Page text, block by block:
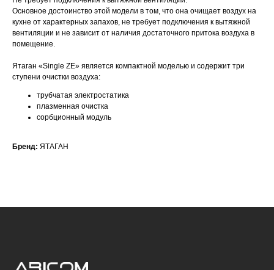
Основное достоинство этой модели в том, что она очищает воздух на
кухне от характерных запахов, не требует подключения к вытяжной
вентиляции и не зависит от наличия достаточного притока воздуха в
помещение.
Ятаган «Single ZE» является компактной моделью и содержит три
ступени очистки воздуха:
трубчатая электростатика
плазменная очистка
сорбционный модуль
Бренд: ЯТАГАН